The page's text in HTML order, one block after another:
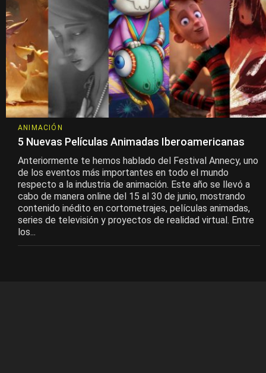
ANIMACIÓN
5 Nuevas Películas Animadas Iberoamericanas
Anteriormente te hemos hablado del Festival Annecy, uno
de los eventos más importantes en todo el mundo
respecto a la industria de animación. Este año se llevó a
cabo de manera online del 15 al 30 de junio, mostrando
contenido inédito en cortometrajes, películas animadas,
series de televisión y proyectos de realidad virtual. Entre
los...